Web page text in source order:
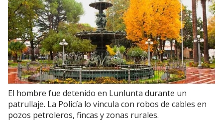
El hombre fue detenido en Lunlunta durante un
patrullaje. La Policía lo vincula con robos de cables en
pozos petroleros, fincas y zonas rurales.